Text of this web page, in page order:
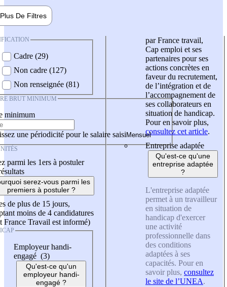
Plus De Filtres
Cadre (29)
Non cadre (127)
Non renseignée (81)
BRUT MINIMUM
minimum
une périodicité pour le salaire saisi
parmi les 1ers à postuler
serez-vous parmi les
premiers à postuler ?
de plus de 15 jours,
moins de 4 candidatures
France Travail est informé)
Employeur handi-
engagé (3)
Qu'est-ce qu'un
employeur handi-
engagé ?
par France travail,
Cap emploi et ses
partenaires pour ses
actions concrètes en
faveur du recrutement,
de l’intégration et de
l’accompagnement de
ses collaborateurs en
situation de handicap.
Pour en savoir plus,
consultez cet article.
Entreprise adaptée
Qu'est-ce qu'une
entreprise adaptée
?
L'entreprise adaptée
permet à un travailleur
en situation de
handicap d'exercer
une activité
professionnelle dans
des conditions
adaptées à ses
capacités. Pour en
savoir plus, consultez
le site de l’UNEA.